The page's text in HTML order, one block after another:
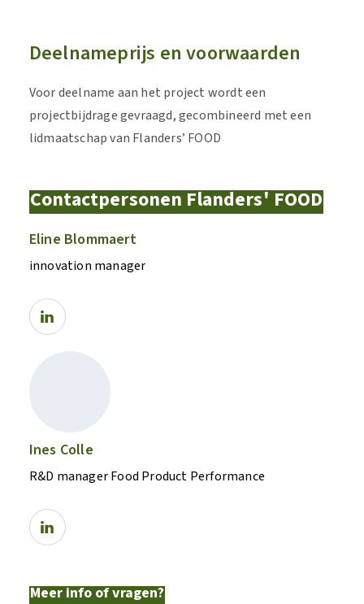
Deelnameprijs en voorwaarden
Voor deelname aan het project wordt een
projectbijdrage gevraagd, gecombineerd met een
lidmaatschap van Flanders’ FOOD
Contactpersonen Flanders' FOOD
Eline Blommaert
innovation manager
Ines Colle
R&D manager Food Product Performance
Meer info of vragen?